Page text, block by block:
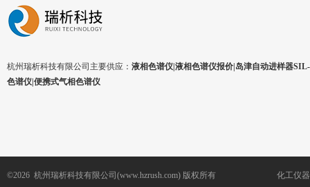
杭州瑞析科技有限公司主要供应： 液相色谱仪|液相色谱仪报价|岛津自动进样器
色谱仪|便携式气相色谱仪
©2026 杭州瑞析科技有限公司(www.hzrush.com) 版权所有 化工仪